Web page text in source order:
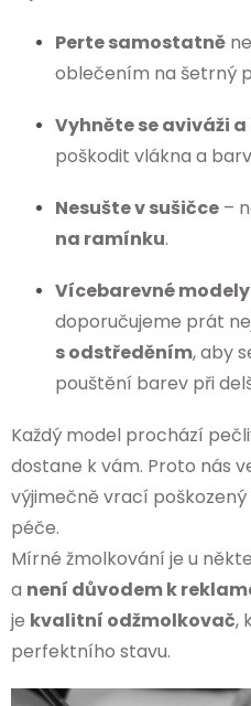
Perte samostatně
oblečením na šetrný
Vyhněte se aviváži
poškodit vlákna a
Nesušte v sušičce –
na ramínku.
Vícebarevné modely
doporučujeme prát
s odstředěním, aby
pouštění barev při
Každý model prochází
dostane k vám. Proto nás
výjimečně vrací
péče.
Mírné žmolkování je u
a není důvodem k
je kvalitní odžmolkovač,
perfektního stavu.